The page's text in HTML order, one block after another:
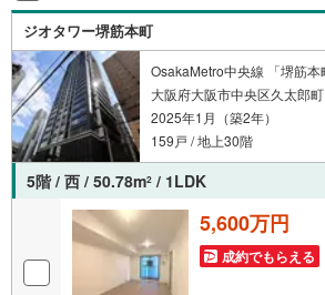
ジオタワー堺筋本町
OsakaMetro中央線 「堺筋
大阪府大阪市中央区久太郎
2025年1月（築2年）
159戸 / 地上30階
5階 / 西 / 50.78m2 / 1LDK
5,600万円
成約でもらえる